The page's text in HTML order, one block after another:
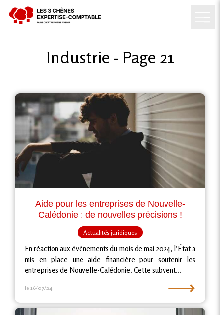
Industrie - Page 21
Aide pour les entreprises de Nouvelle-
Calédonie : de nouvelles précisions !
Actualités juridiques
En réaction aux évènements du mois de mai 2024, l’État a
mis en place une aide financière pour soutenir les
entreprises de Nouvelle-Calédonie. Cette subvent...
le 16/07/24 ⟶